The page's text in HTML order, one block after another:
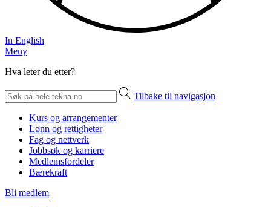
In English
Meny
Hva leter du etter?
Tilbake til navigasjon
Kurs og arrangementer
Lønn og rettigheter
Fag og nettverk
Jobbsøk og karriere
Medlemsfordeler
Bærekraft
Bli medlem